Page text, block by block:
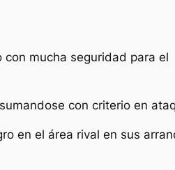
mucha seguridad para el
con criterio en
en el área rival en sus